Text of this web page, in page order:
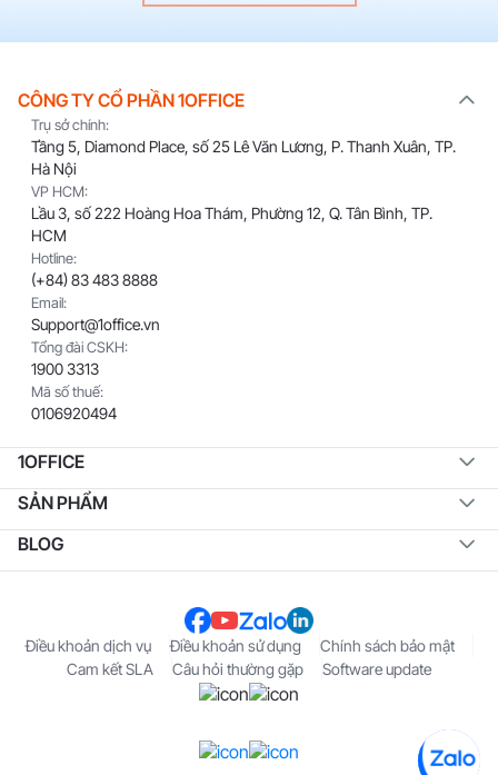
CÔNG TY CỔ PHẦN 1OFFICE
Trụ sở chính:
Tầng 5, Diamond Place, số 25 Lê Văn Lương, P. Thanh Xuân, TP.
Hà Nội
VP HCM:
Lầu 3, số 222 Hoàng Hoa Thám, Phường 12, Q. Tân Bình, TP.
HCM
Hotline:
(+84) 83 483 8888
Email:
Support@1office.vn
Tổng đài CSKH:
1900 3313
Mã số thuế:
0106920494
1OFFICE
SẢN PHẨM
BLOG
Điều khoản dịch vụ Điều khoản sử dụng
Chính sách bảo mật
Cam kết SLA
Câu hỏi thường gặp Software update